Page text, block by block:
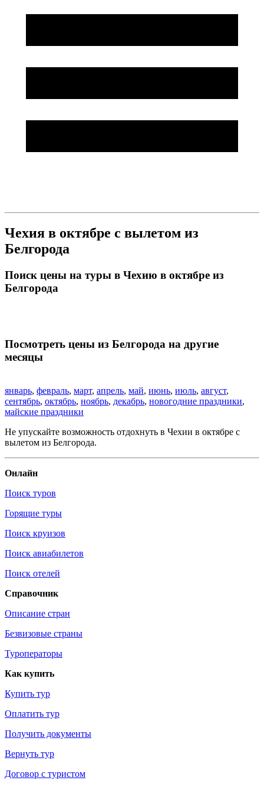
Чехия в октябре с вылетом из
Белгорода
Поиск цены на туры в Чехию в октябре из
Белгорода
Посмотреть цены из Белгорода на другие
месяцы
январь, февраль, март, апрель, май, июнь, июль, август,
сентябрь, октябрь, ноябрь, декабрь, новогодние праздники,
майские праздники
Не упускайте возможность отдохнуть в Чехии в октябре с
вылетом из Белгорода.
Онлайн
Поиск туров
Горящие туры
Поиск круизов
Поиск авиабилетов
Поиск отелей
Справочник
Описание стран
Безвизовые страны
Туроператоры
Как купить
Купить тур
Оплатить тур
Получить документы
Вернуть тур
Договор с туристом